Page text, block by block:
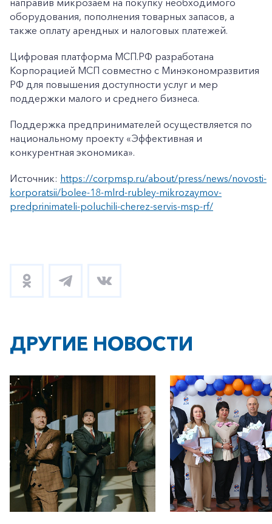
направив микрозаем на покупку необходимого
оборудования, пополнения товарных запасов, а
также оплату арендных и налоговых платежей.
Цифровая платформа МСП.РФ разработана
Корпорацией МСП совместно с Минэкономразвития
РФ для повышения доступности услуг и мер
поддержки малого и среднего бизнеса.
Поддержка предпринимателей осуществляется по
национальному проекту «Эффективная и
конкурентная экономика».
Источник: https://corpmsp.ru/about/press/news/novosti-
korporatsii/bolee-18-mlrd-rubley-mikrozaymov-
predprinimateli-poluchili-cherez-servis-msp-rf/
ДРУГИЕ НОВОСТИ